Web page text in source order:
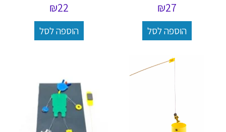
₪27
הוספה לסל
₪22
הוספה לסל